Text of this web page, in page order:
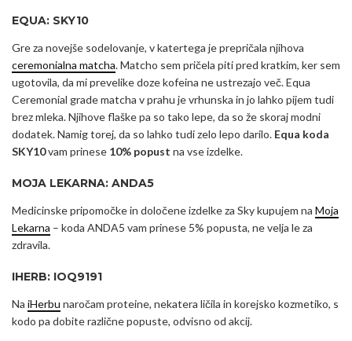
EQUA: SKY10
Gre za novejše sodelovanje, v katertega je prepričala njihova
ceremonialna matcha. Matcho sem pričela piti pred kratkim, ker sem
ugotovila, da mi prevelike doze kofeina ne ustrezajo več. Equa
Ceremonial grade matcha v prahu je vrhunska in jo lahko pijem tudi
brez mleka. Njihove flaške pa so tako lepe, da so že skoraj modni
dodatek. Namig torej, da so lahko tudi zelo lepo darilo. Equa koda
SKY10vam prinese 10% popust na vse izdelke.
MOJA LEKARNA: ANDA5
Medicinske pripomočke in določene izdelke za Sky kupujem na Moja
Lekarna – koda ANDA5 vam prinese 5% popusta, ne velja le za
zdravila.
IHERB: IOQ9191
Na iHerbu naročam proteine, nekatera ličila in korejsko kozmetiko, s
kodo pa dobite različne popuste, odvisno od akcij.